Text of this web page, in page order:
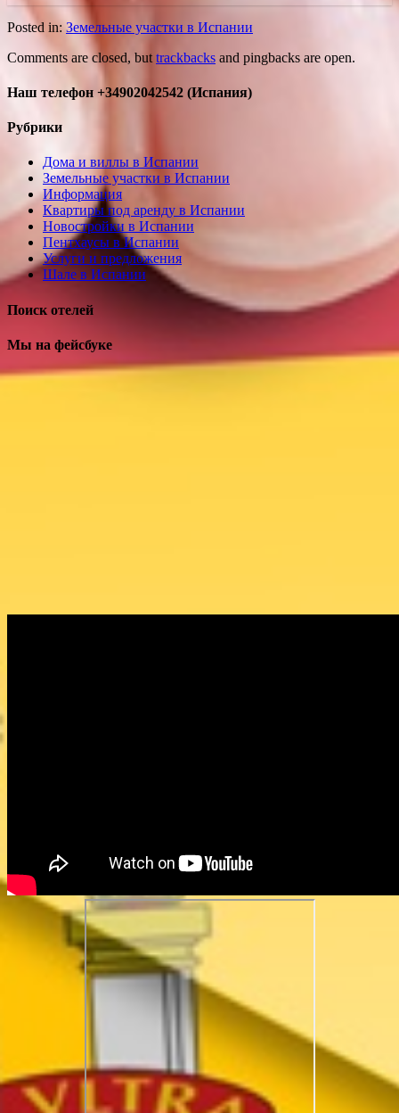
Posted in: Земельные участки в Испании
Comments are closed, but trackbacks and pingbacks are open.
Наш телефон +34902042542 (Испания)
Рубрики
Дома и виллы в Испании
Земельные участки в Испании
Информация
Квартиры под аренду в Испании
Новостройки в Испании
Пентхаусы в Испании
Услуги и предложения
Шале в Испании
Поиск отелей
Мы на фейсбуке